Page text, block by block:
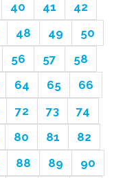
40 41
42
48 49
50
56 57
58
64 65
66
72 73
74
80 81
82
88 89
90